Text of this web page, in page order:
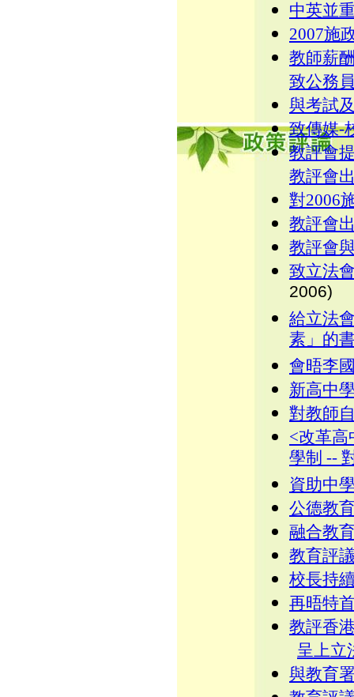
中英並
2007施
教師薪
致公務
與考試
致傳媒-
教評會
教評會
對2006
教評會
教評會
致立法
2006)
給立法
素」的
會晤李
新高中
對教師
<改革高
學制 --
資助中
公德教
融合教
教育評
校長持
再晤特
教評香
呈上立
與教育